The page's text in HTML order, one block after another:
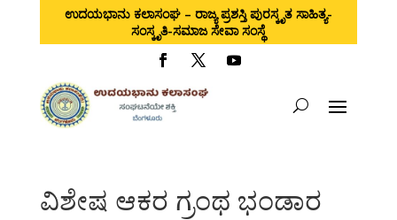
ಉದಯಭಾನು ಕಲಾಸಂಘ – ರಾಜ್ಯ ಪ್ರಶಸ್ತಿ ಪುರಸ್ಕೃತ ಸಾಹಿತ್ಯ-
ಸಂಸ್ಕೃತಿ-ಸಮಾಜ ಸೇವಾ ಸಂಸ್ಥೆ
ವಿಶೇಷ ಆಕರ ಗ್ರಂಥ ಭಂಡಾರ